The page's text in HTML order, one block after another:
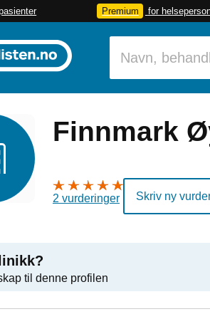
Premium for
Finnmark
2 vurderinger Skriv ny
til denne profilen